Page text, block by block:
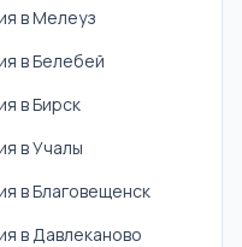
в Мелеуз
в Белебей
в Бирск
в Учалы
в Благовещенск
в Давлеканово